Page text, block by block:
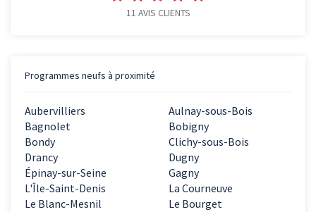
11 AVIS CLIENTS
Programmes neufs à proximité
Aubervilliers
Aulnay-sous-Bois
Bagnolet
Bobigny
Bondy
Clichy-sous-Bois
Drancy
Dugny
Épinay-sur-Seine
Gagny
L'Île-Saint-Denis
La Courneuve
Le Blanc-Mesnil
Le Bourget